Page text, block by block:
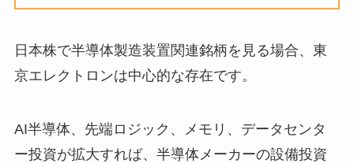
日本株で半導体製造装置関連銘柄を見る場合、東
京エレクトロンは中心的な存在です。
AI半導体、先端ロジック、メモリ、データセンタ
ー投資が拡大すれば、半導体メーカーの設備投資